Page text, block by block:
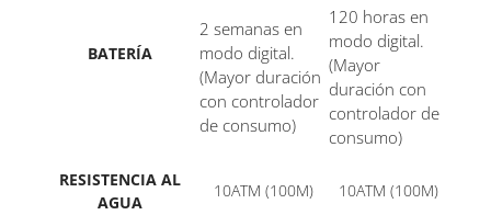
BATERÍA
2 semanas en
modo digital.
(Mayor duración
con controlador
de consumo)
120 horas en
modo digital.
(Mayor
duración con
controlador de
consumo)
RESISTENCIA AL
AGUA
10ATM (100M) 10ATM (100M)